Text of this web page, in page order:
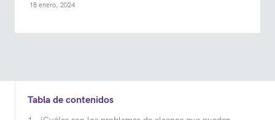
18 enero, 2024
Tabla de contenidos